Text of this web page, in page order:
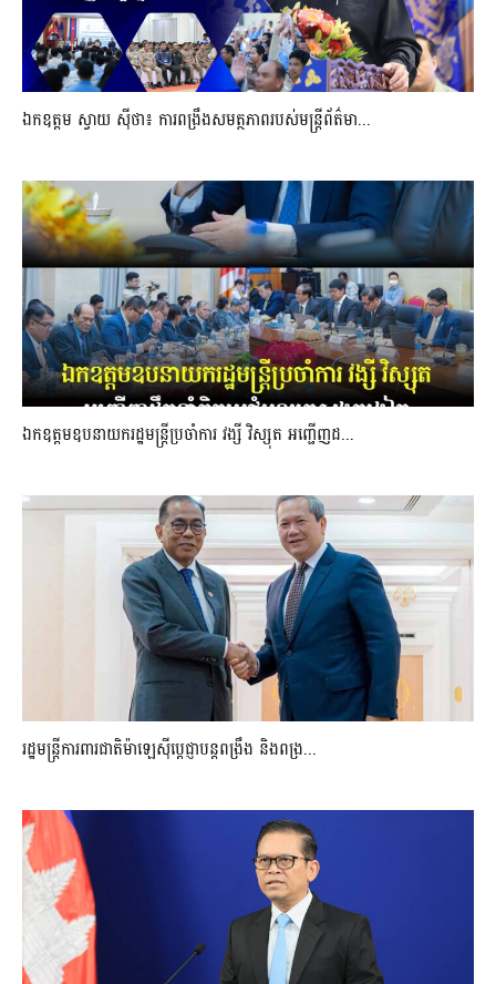
ឯកឧត្តម ស្វាយ ស៊ីថា៖ ការពង្រឹងសមត្ថភាពរបស់មន្ត្រីព័ត៌មា...
ឯកឧត្តមឧបនាយករដ្ឋមន្រ្តីប្រចាំការ វង្សី វិស្សុត អញ្ជើញដ...
រដ្ឋមន្ត្រីការពារជាតិម៉ាឡេស៊ីប្ដេជ្ញាបន្តពង្រឹង និងពង្រ...